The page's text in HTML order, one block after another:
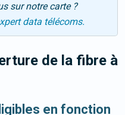
sur notre carte ?
data télécoms.
de la fibre à
en fonction